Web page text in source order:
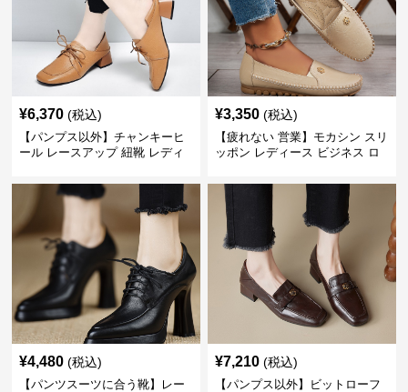
¥6,370 (税込)
【パンプス以外】チャンキーヒ
ール レースアップ 紐靴 レディ
ーツ スクエアトゥ 歩きやすい
¥3,350 (税込)
【疲れない 営業】モカシン スリ
ッポン レディース ビジネス ロ
ジュアル パンプス以外
¥4,480 (税込)
【パンツスーツに合う靴】レー
¥7,210 (税込)
【パンプス以外】ビットローフ